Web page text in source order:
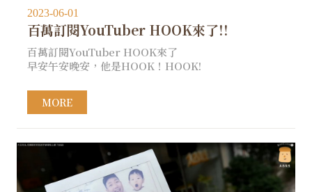
2023-06-01
百萬訂閱YouTuber HOOK來了!!
百萬訂閱YouTuber HOOK來了
早安午安晚安，他是HOOK！HOOK!
MORE